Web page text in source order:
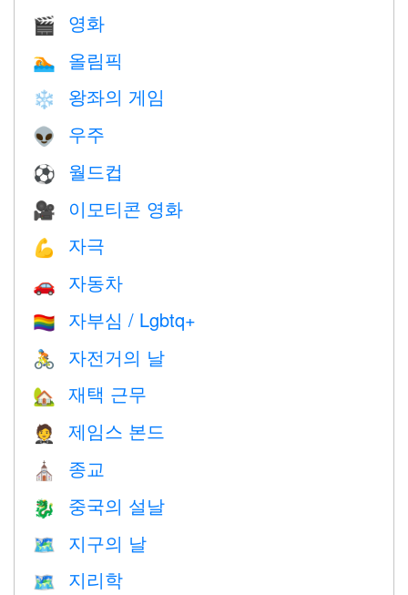
🎬 영화
🏊 올림픽
❄️ 왕좌의 게임
👽 우주
⚽ 월드컵
🎥 이모티콘 영화
💪 자극
🚗 자동차
🏳️‍🌈 자부심 / Lgbtq+
🚴 자전거의 날
🏡 재택 근무
🤵 제임스 본드
⛪️ 종교
🐉 중국의 설날
🗺️ 지구의 날
🗺 지리학